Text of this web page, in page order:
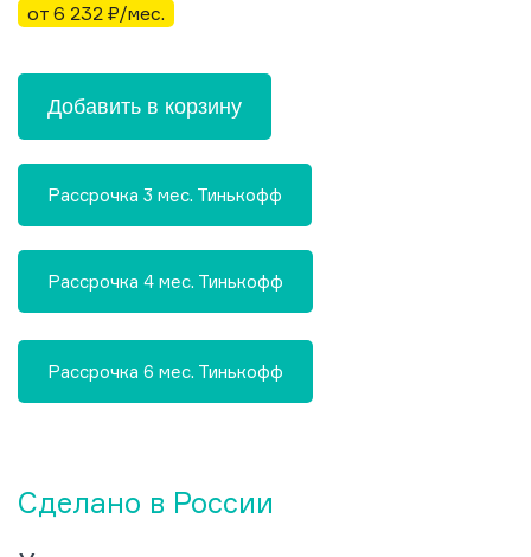
Сделано в России
от 6 232 ₽/мес.
Добавить в корзину
Рассрочка 3 мес. Тинькофф
Рассрочка 4 мес. Тинькофф
Рассрочка 6 мес. Тинькофф